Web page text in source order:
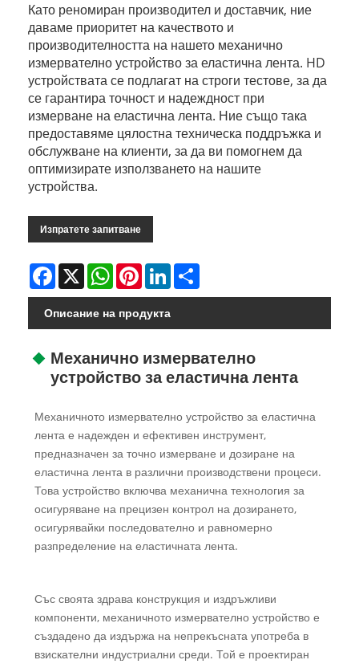
Като реномиран производител и доставчик, ние
даваме приоритет на качеството и
производителността на нашето механично
измервателно устройство за еластична лента. HD
устройствата се подлагат на строги тестове, за да
се гарантира точност и надеждност при
измерване на еластична лента. Ние също така
предоставяме цялостна техническа поддръжка и
обслужване на клиенти, за да ви помогнем да
оптимизирате използването на нашите
устройства.
Изпратете запитване
Facebook
X WhatsAppPinterestLinkedIn
Описание на продукта
Механично измервателно
устройство за еластична лента
Механичното измервателно устройство за еластична
лента е надежден и ефективен инструмент,
предназначен за точно измерване и дозиране на
еластична лента в различни производствени процеси.
Това устройство включва механична технология за
осигуряване на прецизен контрол на дозирането,
осигурявайки последователно и равномерно
разпределение на еластичната лента.
Със своята здрава конструкция и издръжливи
компоненти, механичното измервателно устройство е
създадено да издържа на непрекъсната употреба в
взискателни индустриални среди. Той е проектиран